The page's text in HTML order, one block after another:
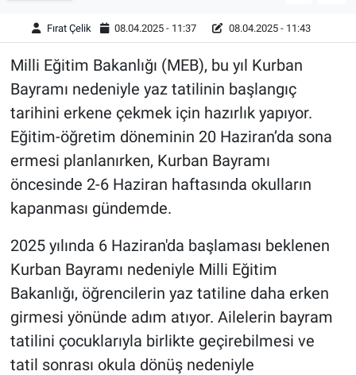
Fırat Çelik 08.04.2025 - 11:37 08.04.2025 - 11:43
Milli Eğitim Bakanlığı (MEB), bu yıl Kurban
Bayramı nedeniyle yaz tatilinin başlangıç
tarihini erkene çekmek için hazırlık yapıyor.
Eğitim-öğretim döneminin 20 Haziran’da sona
ermesi planlanırken, Kurban Bayramı
öncesinde 2-6 Haziran haftasında okulların
kapanması gündemde.
2025 yılında 6 Haziran'da başlaması beklenen
Kurban Bayramı nedeniyle Milli Eğitim
Bakanlığı, öğrencilerin yaz tatiline daha erken
girmesi yönünde adım atıyor. Ailelerin bayram
tatilini çocuklarıyla birlikte geçirebilmesi ve
tatil sonrası okula dönüş nedeniyle